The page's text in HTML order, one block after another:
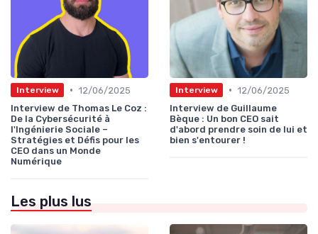
Interview • 12/06/2025
Interview de Thomas Le Coz :
De la Cybersécurité à
l'Ingénierie Sociale –
Stratégies et Défis pour les
CEO dans un Monde
Numérique
Interview • 12/06/2025
Interview de Guillaume
Bèque : Un bon CEO sait
d'abord prendre soin de lui et
bien s'entourer !
Les plus lus